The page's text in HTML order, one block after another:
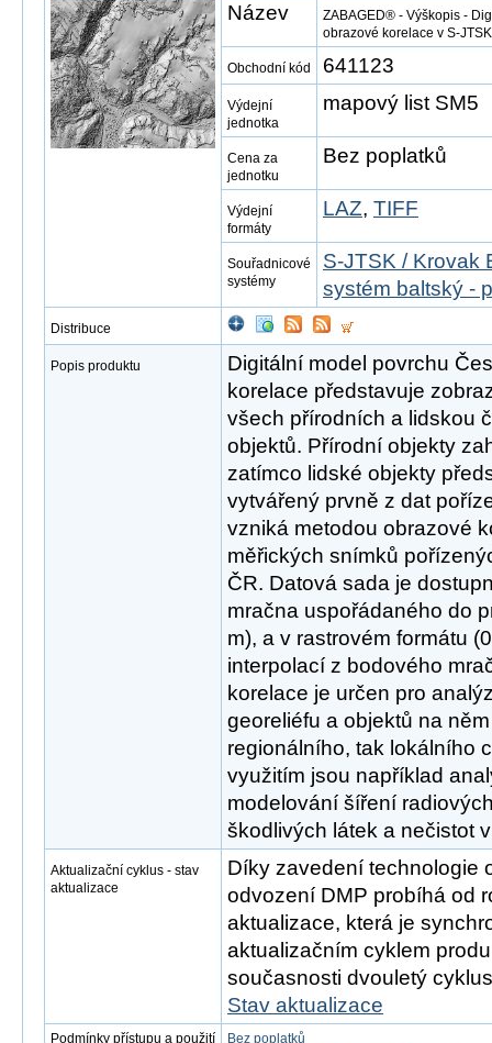
Název
ZABAGED® - Výškopis -
obrazové korelace v S-
Obchodní kód 641123
Výdejní
jednotka
mapový list SM5
Cena za
jednotku
Bez poplatků
Výdejní
formáty
LAZ, TIFF
Souřadnicové
systémy
S-JTSK / Krovak
systém baltský -
Distribuce
Popis produktu
Digitální model povrchu
korelace představuje
všech přírodních a lidskou
objektů. Přírodní objekty
zatímco lidské objekty
vytvářený prvně z dat
vzniká metodou obrazové
měřických snímků
ČR. Datová sada je
mračna uspořádaného do
m), a v rastrovém formátu
interpolací z bodového
korelace je určen pro
georeliéfu a objektů na
regionálního, tak lokálního
využitím jsou například
modelování šíření
škodlivých látek a nečistot
Aktualizační cyklus - stav
aktualizace
Díky zavedení technologie
odvození DMP probíhá od
aktualizace, která je
aktualizačním cyklem
současnosti dvouletý
Stav aktualizace
Podmínky přístupu a použití
Bez poplatků